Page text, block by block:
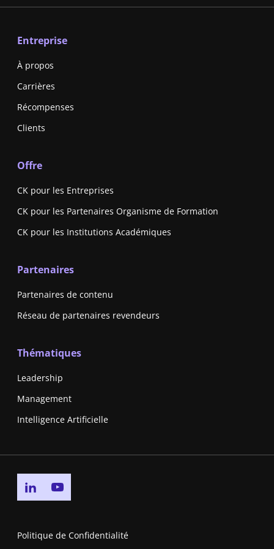
Entreprise
À propos
Carrières
Récompenses
Clients
Offre
CK pour les Entreprises
CK pour les Partenaires Organisme de Formation
CK pour les Institutions Académiques
Partenaires
Partenaires de contenu
Réseau de partenaires revendeurs
Thématiques
Leadership
Management
Intelligence Artificielle
Go to linkedin page
Politique de Confidentialité